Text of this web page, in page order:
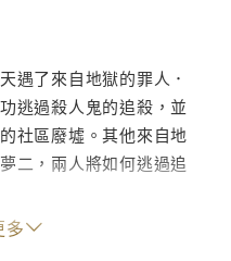
遇了來自地獄的罪人．
逃過殺人鬼的追殺，並
社區廢墟。其他來自地
二，兩人將如何逃過追
多